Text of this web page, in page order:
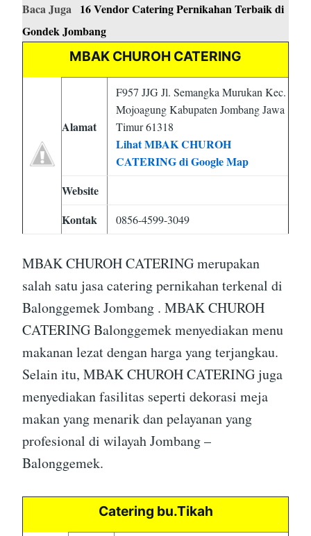
Baca Juga 16 Vendor Catering Pernikahan Terbaik di
Gondek Jombang
MBAK CHUROH CATERING
Alamat
F957 JJG Jl. Semangka Murukan Kec.
Mojoagung Kabupaten Jombang Jawa
Timur 61318
Lihat MBAK CHUROH
CATERING di Google Map
Website
Kontak
0856-4599-3049
MBAK CHUROH CATERING merupakan
salah satu jasa catering pernikahan terkenal di
Balonggemek Jombang . MBAK CHUROH
CATERING Balonggemek menyediakan menu
makanan lezat dengan harga yang terjangkau.
Selain itu, MBAK CHUROH CATERING juga
menyediakan fasilitas seperti dekorasi meja
makan yang menarik dan pelayanan yang
profesional di wilayah Jombang –
Balonggemek.
Catering bu.Tikah